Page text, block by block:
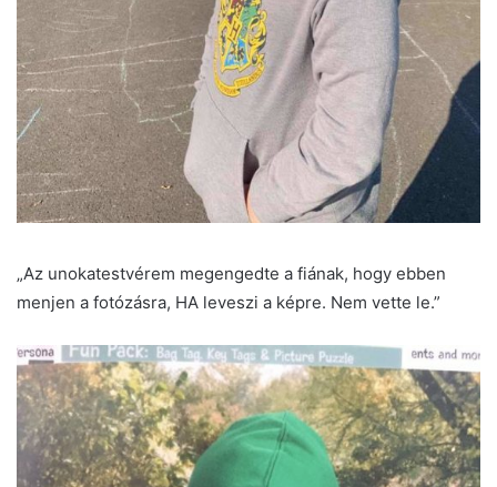
„Az unokatestvérem megengedte a fiának, hogy ebben
menjen a fotózásra, HA leveszi a képre. Nem vette le.”